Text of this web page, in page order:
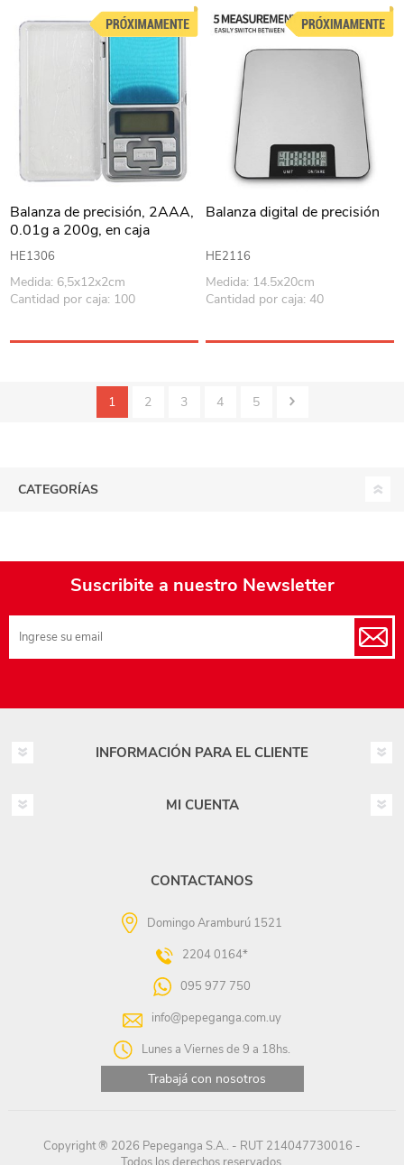
Balanza de precisión, 2AAA,
0.01g a 200g, en caja
HE1306
Medida: 6,5x12x2cm
Cantidad por caja: 100
Balanza digital de precisión
HE2116
Medida: 14.5x20cm
Cantidad por caja: 40
1 2 3 4 5
CATEGORÍAS
Suscribite a nuestro Newsletter
INFORMACIÓN PARA EL CLIENTE
MI CUENTA
CONTACTANOS
Domingo Aramburú 1521
2204 0164*
095 977 750
info@pepeganga.com.uy
Lunes a Viernes de 9 a 18hs.
Trabajá con nosotros
Copyright ® 2026 Pepeganga S.A.. - RUT 214047730016 -